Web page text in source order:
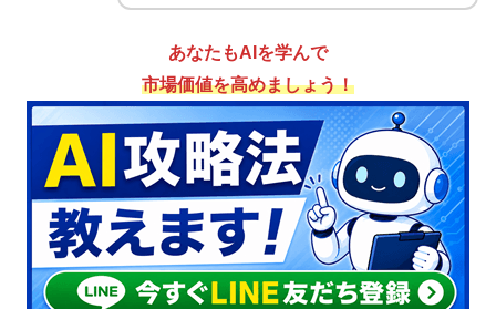
あなたもAIを学んで
市場価値を高めましょう！